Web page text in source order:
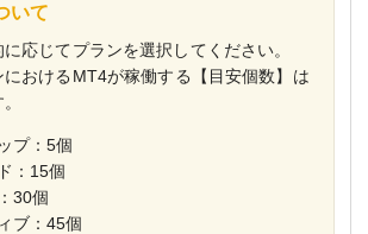
いて
応じてプランを選択してください。
におけるMT4が稼働する【目安個数】は
プ：5個
：15個
30個
ブ：45個